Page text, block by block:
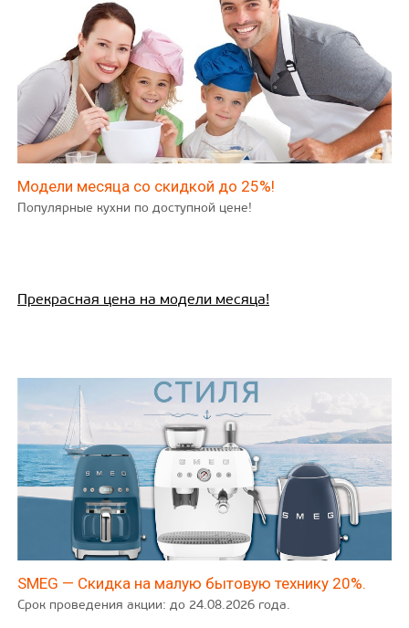
Модели месяца со скидкой до 25%!
Популярные кухни по доступной цене!
Прекрасная цена на модели месяца!
SMEG — Скидка на малую бытовую технику 20%.
Срок проведения акции: до 24.08.2026 года.